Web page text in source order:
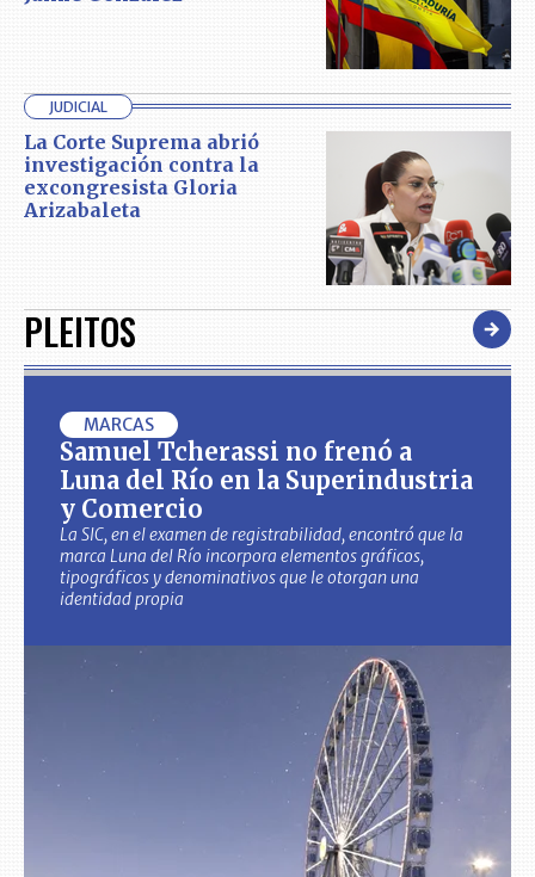
JUDICIAL
La Corte Suprema abrió
investigación contra la
excongresista Gloria
Arizabaleta
PLEITOS
MARCAS
Samuel Tcherassi no frenó a
Luna del Río en la Superindustria
y Comercio
La SIC, en el examen de registrabilidad, encontró que la
marca Luna del Río incorpora elementos gráficos,
tipográficos y denominativos que le otorgan una
identidad propia